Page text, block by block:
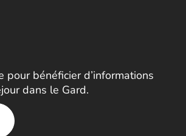
bénéficier d’informations
dans le Gard.